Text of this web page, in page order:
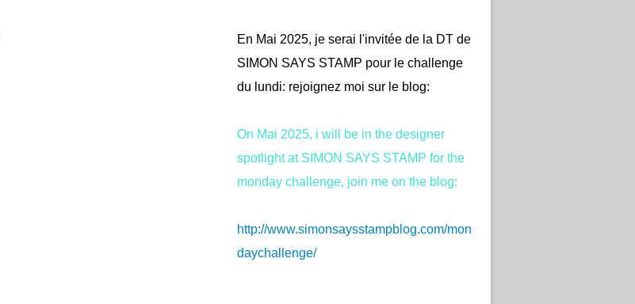
En Mai 2025, je serai l'invitée de la DT de
SIMON SAYS STAMP pour le challenge
du lundi: rejoignez moi sur le blog:
On Mai 2025, i will be in the designer
spotlight at SIMON SAYS STAMP for the
monday challenge, join me on the blog:
http://www.simonsaysstampblog.com/mon
daychallenge/